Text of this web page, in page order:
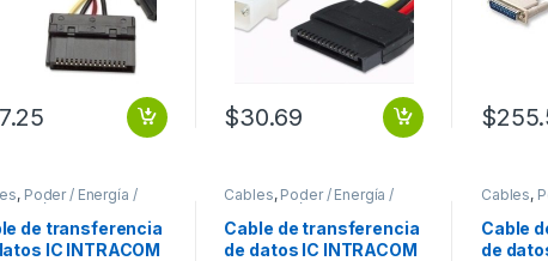
$30.69 $
, Poder / Energía /
de transferencia
IC INTRACOM
Cables, Poder / Energía /
Alimentación
Cable de transferencia
de datos IC INTRACOM
Cables,
Cable
de